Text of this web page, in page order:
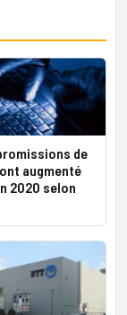
de
augmenté
2020 selon